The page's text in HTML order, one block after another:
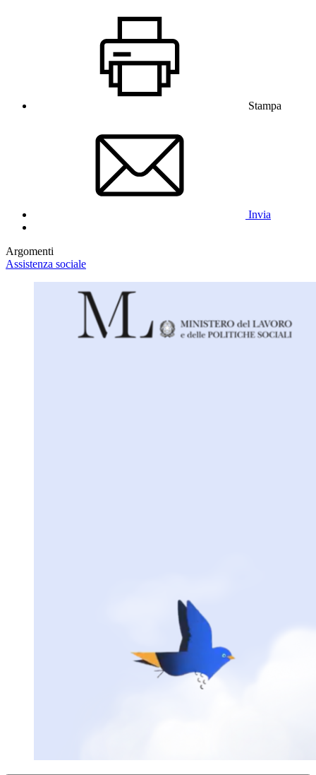
Stampa
Invia
Argomenti
Assistenza sociale